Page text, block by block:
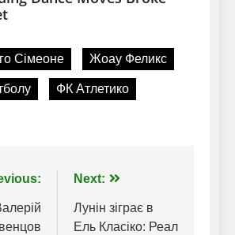
Сімеоне Жоау Феликс
ФК Атлетико
Next:
Лунін зіграє в
Ель Класіко: Реал